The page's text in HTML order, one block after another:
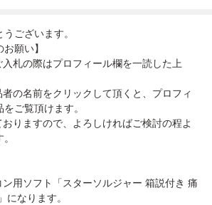
ございます。
願い】
札の際はプロフィール欄を一読した上
の名前をクリックして頂くと、プロフィ
ご覧頂けます。
りますので、よろしければご検討の程よ
用ソフト「スターソルジャー 箱説付き 痛
になります。